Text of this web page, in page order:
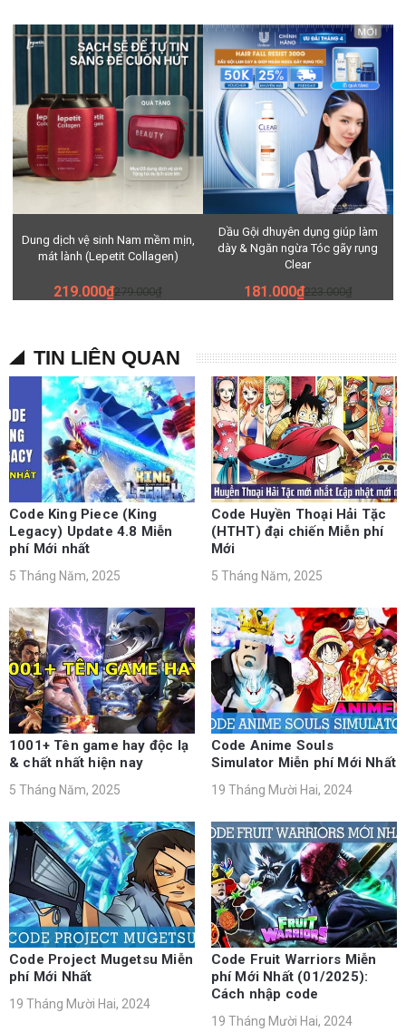
Dung dịch vệ sinh Nam mềm mịn,
mát lành (Lepetit Collagen)
219.000₫279.000₫
Dầu Gội dhuyên dụng giúp làm
dày & Ngăn ngừa Tóc gãy rụng
Clear
181.000₫223.000₫
TIN LIÊN QUAN
Code King Piece (King
Legacy) Update 4.8 Miễn
phí Mới nhất
5 Tháng Năm, 2025
Code Huyền Thoại Hải Tặc
(HTHT) đại chiến Miễn phí
Mới
5 Tháng Năm, 2025
1001+ Tên game hay độc lạ
& chất nhất hiện nay
5 Tháng Năm, 2025
Code Anime Souls
Simulator Miễn phí Mới Nhất
19 Tháng Mười Hai, 2024
Code Project Mugetsu Miễn
phí Mới Nhất
19 Tháng Mười Hai, 2024
Code Fruit Warriors Miễn
phí Mới Nhất (01/2025):
Cách nhập code
19 Tháng Mười Hai, 2024